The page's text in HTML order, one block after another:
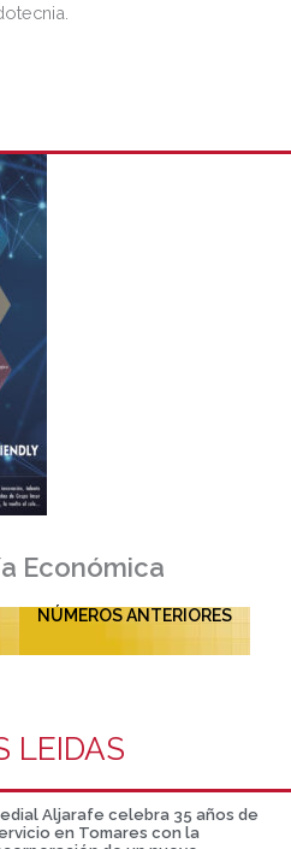
Económica
NÚMEROS ANTERIORES
LEIDAS
Aljarafe celebra 35 años de
en Tomares con la